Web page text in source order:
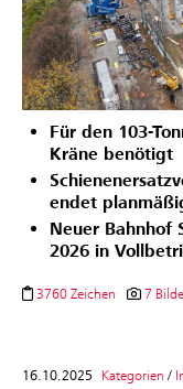
Für den 103-
Kräne benötigt
endet
Neuer Bahnhof
2026 in
3760 Zeichen 7
16.10.2025 Kategorien /